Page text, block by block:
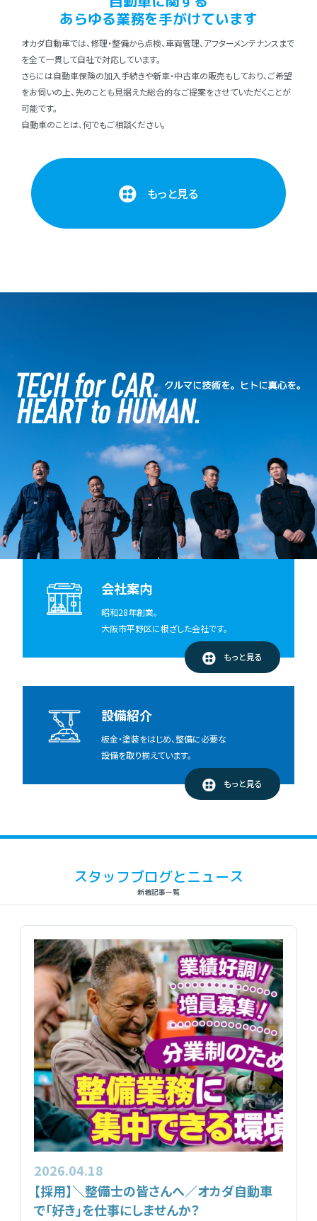
あらゆる業務を⼿がけています
オカダ⾃動⾞では、修理・整備から点検、⾞両管理、アフターメンテナンスまで
を全て⼀貫して⾃社で対応しています。
さらには⾃動⾞保険の加⼊⼿続きや新⾞・中古⾞の販売もしており、ご希望
をお伺いの上、先のことも⾒据えた総合的なご提案をさせていただくことが
可能です。
⾃動⾞のことは、何でもご相談ください。
もっと見る
会社案内
昭和28年創業。
大阪市平野区に根ざした会社です。
もっと見る
設備紹介
板金・塗装をはじめ、整備に必要な
設備を取り揃えています。
もっと見る
スタッフブログとニュース
新着記事一覧
2026.04.18
【採用】＼整備士の皆さんへ／オカダ自動車
で「好き」を仕事にしませんか？